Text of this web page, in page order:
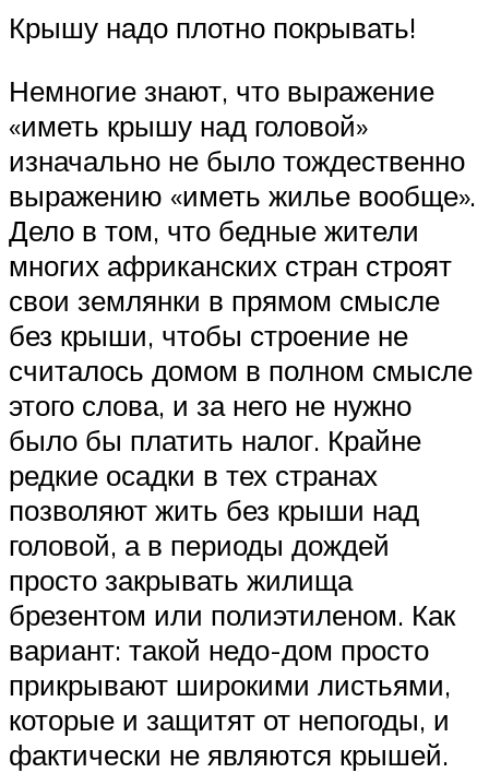
Крышу надо плотно покрывать!
Немногие знают, что выражение
«иметь крышу над головой»
изначально не было тождественно
выражению «иметь жилье вообще».
Дело в том, что бедные жители
многих африканских стран строят
свои землянки в прямом смысле
без крыши, чтобы строение не
считалось домом в полном смысле
этого слова, и за него не нужно
было бы платить налог. Крайне
редкие осадки в тех странах
позволяют жить без крыши над
головой, а в периоды дождей
просто закрывать жилища
брезентом или полиэтиленом. Как
вариант: такой недо-дом просто
прикрывают широкими листьями,
которые и защитят от непогоды, и
фактически не являются крышей.